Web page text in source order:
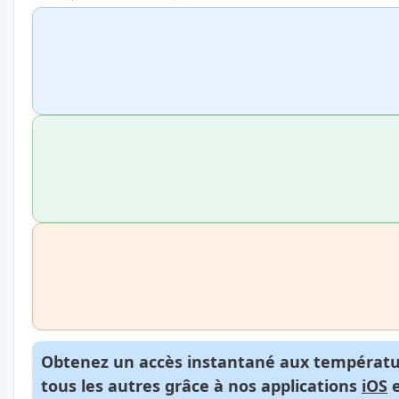
Obtenez un accès instantané aux
tous les autres grâce à nos applications iOS